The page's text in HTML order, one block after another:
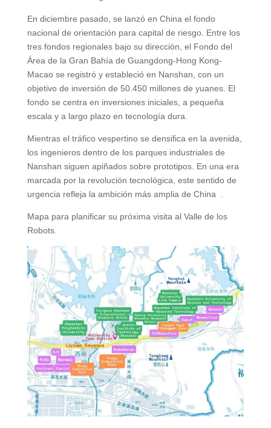
En diciembre pasado, se lanzó en China el fondo
nacional de orientación para capital de riesgo. Entre los
tres fondos regionales bajo su dirección, el Fondo del
Área de la Gran Bahía de Guangdong-Hong Kong-
Macao se registró y estableció en Nanshan, con un
objetivo de inversión de 50.450 millones de yuanes. El
fondo se centra en inversiones iniciales, a pequeña
escala y a largo plazo en tecnología dura.
Mientras el tráfico vespertino se densifica en la avenida,
los ingenieros dentro de los parques industriales de
Nanshan siguen apiñados sobre prototipos. En una era
marcada por la revolución tecnológica, este sentido de
urgencia refleja la ambición más amplia de China .
Mapa para planificar su próxima visita al Valle de los
Robots.